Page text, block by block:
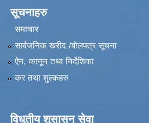
सूचनाहरु
समाचार
सार्वजनिक खरीद /बोलपत्र सूचना
ऐन, कानून तथा निर्देशिका
कर तथा शुल्कहरु
विधुतीय शुसासन सेवा